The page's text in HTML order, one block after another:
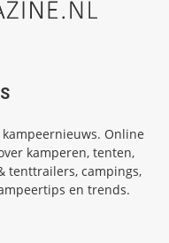
Online
kamperen, tenten,
tenttrailers, campings,
en trends.